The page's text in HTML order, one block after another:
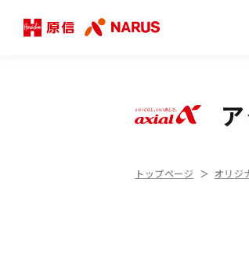
トップページ オリジ